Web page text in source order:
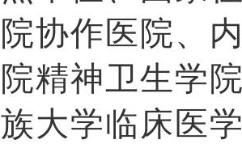
院协作医院、
院精神卫生学
族大学临床医